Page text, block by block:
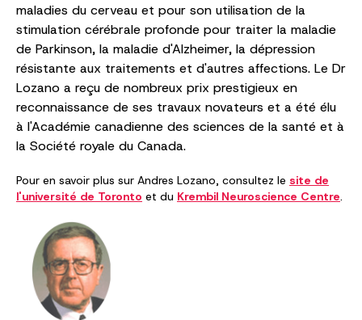
maladies du cerveau et pour son utilisation de la
stimulation cérébrale profonde pour traiter la maladie
de Parkinson, la maladie d'Alzheimer, la dépression
résistante aux traitements et d'autres affections. Le Dr
Lozano a reçu de nombreux prix prestigieux en
reconnaissance de ses travaux novateurs et a été élu
à l'Académie canadienne des sciences de la santé et à
la Société royale du Canada.
Pour en savoir plus sur Andres Lozano, consultez le site de
l'université de Toronto et du Krembil Neuroscience Centre.